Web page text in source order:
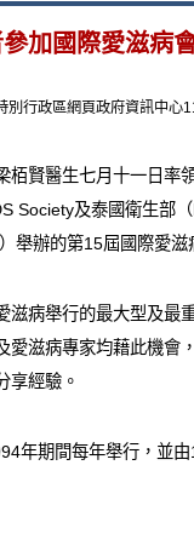
護人員專家組
加國際愛滋病
別行政區網頁政府資訊中心
栢賢醫生七月十一日率
Society及泰國衛生部
舉辦的第15屆國際愛滋
滋病舉行的最大型及最
愛滋病專家均藉此機會
享經驗。
年期間每年舉行，並